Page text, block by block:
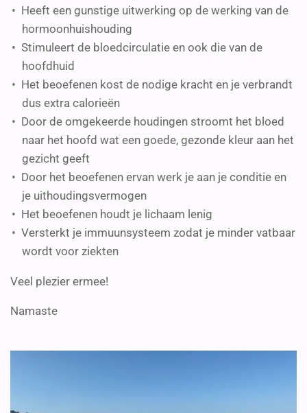
Heeft een gunstige uitwerking op de werking van de
hormoonhuishouding
Stimuleert de bloedcirculatie en ook die van de
hoofdhuid
Het beoefenen kost de nodige kracht en je verbrandt
dus extra calorieën
Door de omgekeerde houdingen stroomt het bloed
naar het hoofd wat een goede, gezonde kleur aan het
gezicht geeft
Door het beoefenen ervan werk je aan je conditie en
je uithoudingsvermogen
Het beoefenen houdt je lichaam lenig
Versterkt je immuunsysteem zodat je minder vatbaar
wordt voor ziekten
Veel plezier ermee!
Namaste